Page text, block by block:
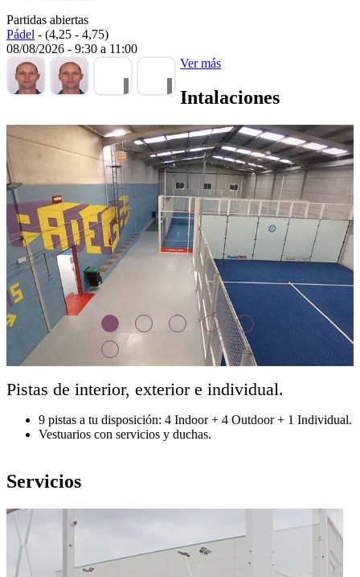
Partidas abiertas
Pádel - (4,25 - 4,75)
08/08/2026 - 9:30 a 11:00
Ver más
Intalaciones
Pistas de interior, exterior e individual.
9 pistas a tu disposición: 4 Indoor + 4 Outdoor + 1 Individual.
Vestuarios con servicios y duchas.
Servicios